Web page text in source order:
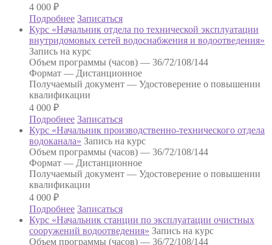
4 000 ₽
Подробнее Записаться
Курс «Начальник отдела по технической эксплуатации
внутридомовых сетей водоснабжения и водоотведения»
Запись на курс
Объем программы (часов) — 36/72/108/144
Формат — Дистанционное
Получаемый документ — Удостоверение о повышении
квалификации
4 000 ₽
Подробнее Записаться
Курс «Начальник производственно-технического отдела
водоканала» Запись на курс
Объем программы (часов) — 36/72/108/144
Формат — Дистанционное
Получаемый документ — Удостоверение о повышении
квалификации
4 000 ₽
Подробнее Записаться
Курс «Начальник станции по эксплуатации очистных
сооружений водоотведения» Запись на курс
Объем программы (часов) — 36/72/108/144